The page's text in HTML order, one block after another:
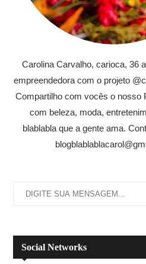
Carolina Carvalho, carioca, 36
empreendedora com o projeto
Compartilho com vocês o nosso
com beleza, moda,
blablabla que a gente ama.
Social Networks